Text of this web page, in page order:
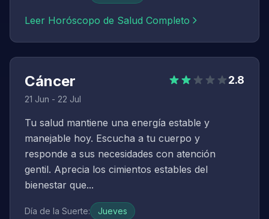
Leer Horóscopo de Salud Completo
Cáncer
21 Jun - 22 Jul
2.8
Tu salud mantiene una energía estable y
manejable hoy. Escucha a tu cuerpo y
responde a sus necesidades con atención
gentil. Aprecia los cimientos estables del
bienestar que...
Día de la Suerte: Jueves